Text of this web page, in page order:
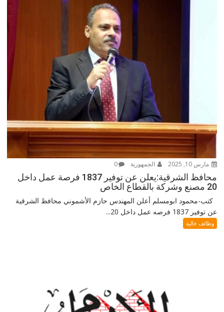
مارس 10, 2025 الجمهورية 0
محافظ الشرقية:يعلن عن توفير 1837 فرصة عمل داخل
20 مصنع وشركة بالقطاع الخاص
كتب-محمود ابومسلم أعلن المهندس حازم الأشموني محافظ الشرقية
عن توفير 1837 فرصه عمل داخل 20...
وظائف خالية